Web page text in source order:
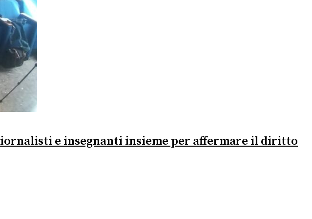
e insegnanti insieme per affermare il diritto